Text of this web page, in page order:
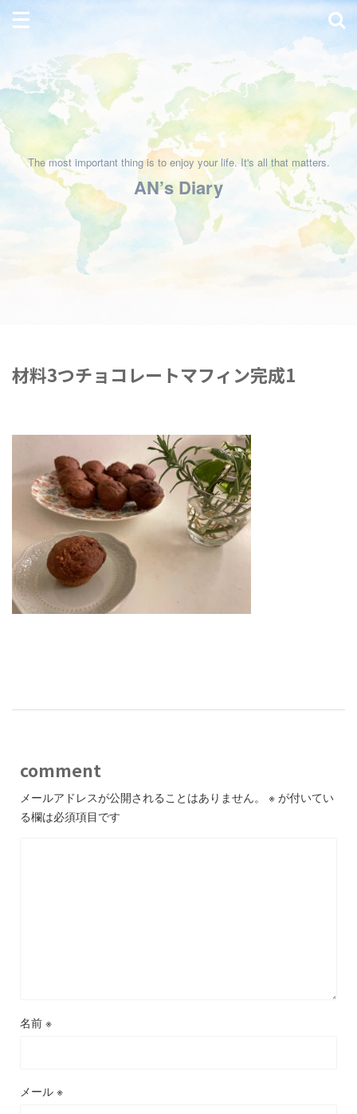
The most important thing is to enjoy your life. It's all that matters.
AN’s Diary
材料3つチョコレートマフィン完成1
comment
メールアドレスが公開されることはありません。 ※ が付いてい
る欄は必須項目です
名前 ※
メール ※